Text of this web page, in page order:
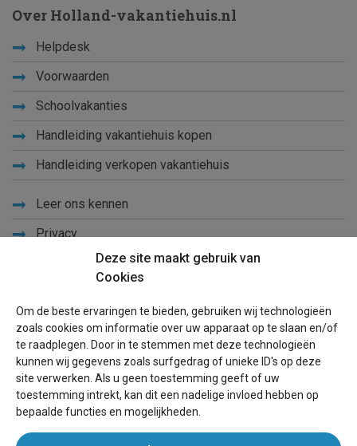
Deze site maakt gebruik van
Cookies
Om de beste ervaringen te bieden, gebruiken wij technologieën
zoals cookies om informatie over uw apparaat op te slaan en/of
te raadplegen. Door in te stemmen met deze technologieën
kunnen wij gegevens zoals surfgedrag of unieke ID's op deze
site verwerken. Als u geen toestemming geeft of uw
toestemming intrekt, kan dit een nadelige invloed hebben op
bepaalde functies en mogelijkheden.
Over Holland-vakantiehuis.nl
Helpdesk
Voorwaarden
Schoolvakanties
Handleiding vakantiehuis kopen
Handleiding verkopen vakantiehuis
Leer ons kennen
Privacy
Blog
Voor eigenaren
Een advertentie plaatsen